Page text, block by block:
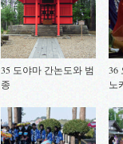
35 도야마 간논도와 범
종
36
노